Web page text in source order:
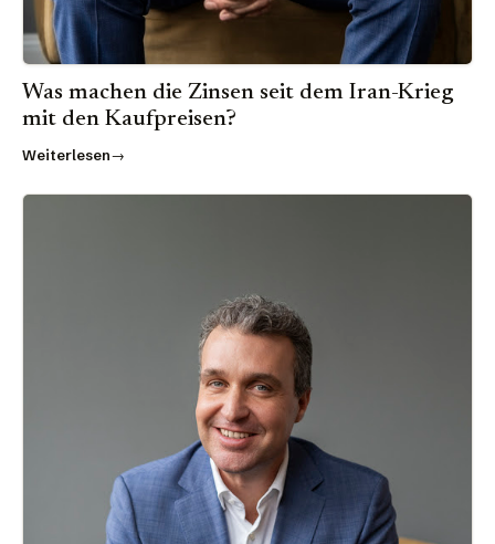
Was machen die Zinsen seit dem Iran-Krieg
mit den Kaufpreisen?
Weiterlesen